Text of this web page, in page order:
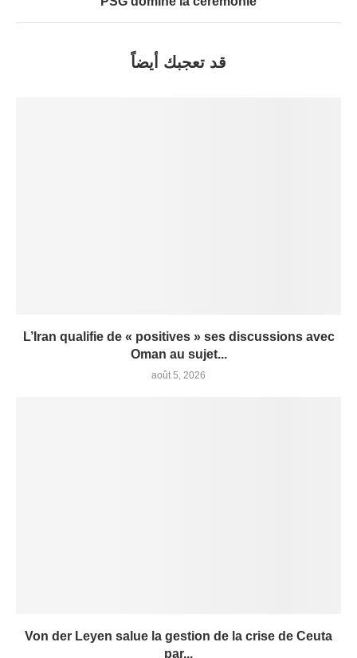
قد تعجبك أيضاً
L’Iran qualifie de « positives » ses discussions avec
Oman au sujet...
août 5, 2026
Von der Leyen salue la gestion de la crise de Ceuta
par...